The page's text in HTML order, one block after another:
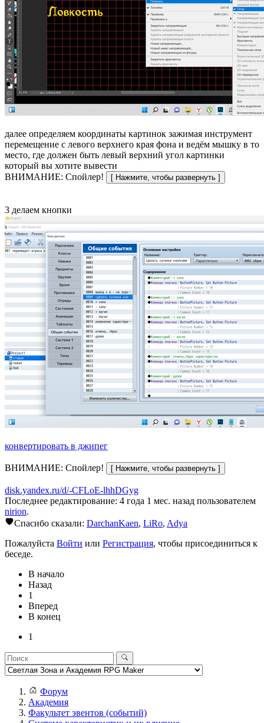
далее определяем координаты картинок зажимая инструмент
перемещение с левого верхнего края фона и ведём мышку в то
место, где должен быть левый верхний угол картинки
который вы хотите вывести
ВНИМАНИЕ: Спойлер!
3 делаем кнопки
конвертировать в джипег
ВНИМАНИЕ: Спойлер!
disk.yandex.ru/d/-CFLoE-lhhDGyg
Последнее редактирование: 4 года 1 мес. назад пользователем
nirion.
Спасибо сказали: DarchanKaen, LiRo, Adya
Пожалуйста Войти или Регистрация, чтобы присоединиться к
беседе.
В начало
Назад
1
Вперед
В конец
1
Форум
Академия
Факультет эвентов (событий)